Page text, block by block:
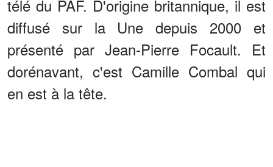
télé du PAF. D'origine britannique, il est
diffusé sur la Une depuis 2000 et
présenté par Jean-Pierre Focault. Et
dorénavant, c'est Camille Combal qui
en est à la tête.